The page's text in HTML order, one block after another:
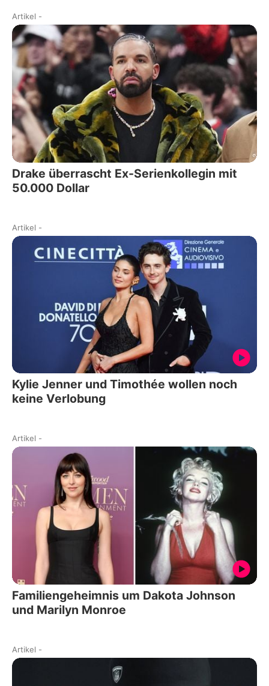
Artikel -
Drake überrascht Ex-Serienkollegin mit
50.000 Dollar
Artikel -
Kylie Jenner und Timothée wollen noch
keine Verlobung
Artikel -
Familiengeheimnis um Dakota Johnson
und Marilyn Monroe
Artikel -